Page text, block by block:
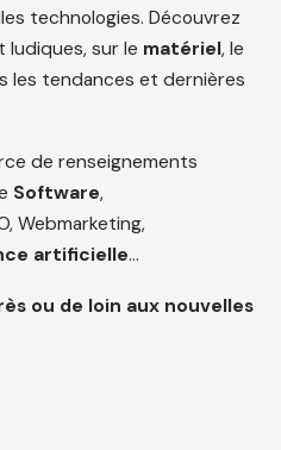
technologies. Découvrez
sur le matériel, le
les tendances et dernières
de renseignements
Software,
Webmarketing,
artificielle…
ou de loin aux nouvelles